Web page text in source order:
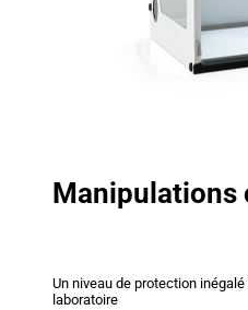
Manipulations
Un niveau de protection inégalé
laboratoire